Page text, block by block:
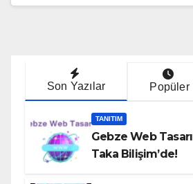
Son Yazılar Popüler
TANITIM
Gebze Web
Taka Bilişim’de!